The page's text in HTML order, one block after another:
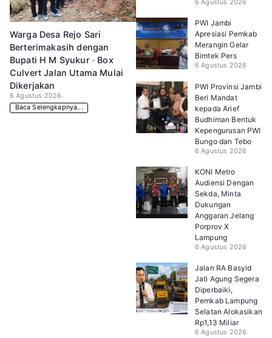
Warga Desa Rejo Sari
Berterimakasih dengan
Bupati H M Syukur · Box
Culvert Jalan Utama Mulai
Dikerjakan
6 Agustus 2026
Baca Selengkapnya...
6 Agustus 2026
PWI Jambi
Apresiasi Pemkab
Merangin Gelar
Bimtek Pers
6 Agustus 2026
PWI Provinsi Jambi
Beri Mandat
kepada Arief
Budhiman Bentuk
Kepengurusan PWI
Bungo dan Tebo
6 Agustus 2026
KONI Metro
Audiensi Dengan
Sekda, Minta
Dukungan
Anggaran Jelang
Porprov X
Lampung
6 Agustus 2026
Jalan RA Basyid
Jati Agung Segera
Diperbaiki,
Pemkab Lampung
Selatan Alokasikan
Rp1,13 Miliar
6 Agustus 2026